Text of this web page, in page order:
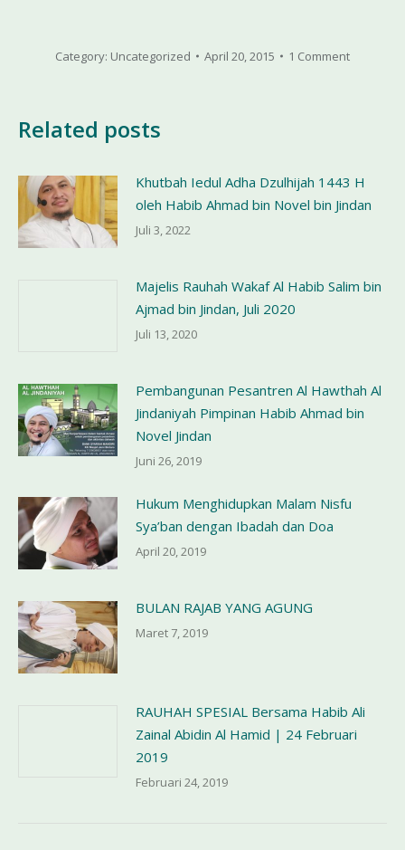
Category: Uncategorized April 20, 2015 1 Comment
Related posts
Khutbah Iedul Adha Dzulhijah 1443 H
oleh Habib Ahmad bin Novel bin Jindan
Juli 3, 2022
Majelis Rauhah Wakaf Al Habib Salim bin
Ajmad bin Jindan, Juli 2020
Juli 13, 2020
Pembangunan Pesantren Al Hawthah Al
Jindaniyah Pimpinan Habib Ahmad bin
Novel Jindan
Juni 26, 2019
Hukum Menghidupkan Malam Nisfu
Sya’ban dengan Ibadah dan Doa
April 20, 2019
BULAN RAJAB YANG AGUNG
Maret 7, 2019
RAUHAH SPESIAL Bersama Habib Ali
Zainal Abidin Al Hamid | 24 Februari
2019
Februari 24, 2019